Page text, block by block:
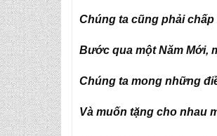
Chúng ta cũng phải
Bước qua một Năm Mới,
Chúng ta mong những
Và muốn tặng cho nhau